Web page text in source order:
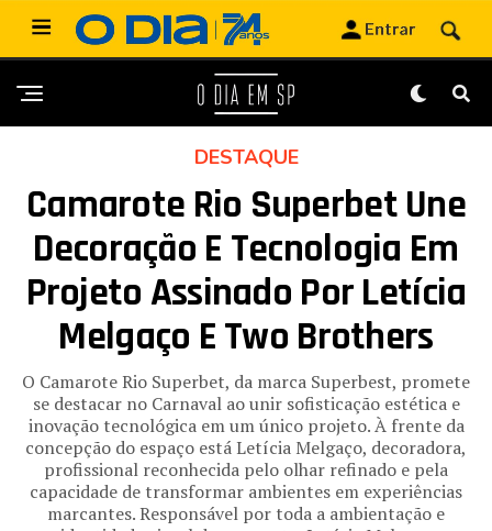
DESTAQUE
Camarote Rio Superbet Une
Decoração E Tecnologia Em
Projeto Assinado Por Letícia
Melgaço E Two Brothers
O Camarote Rio Superbet, da marca Superbest, promete
se destacar no Carnaval ao unir sofisticação estética e
inovação tecnológica em um único projeto. À frente da
concepção do espaço está Letícia Melgaço, decoradora,
profissional reconhecida pelo olhar refinado e pela
capacidade de transformar ambientes em experiências
marcantes. Responsável por toda a ambientação e